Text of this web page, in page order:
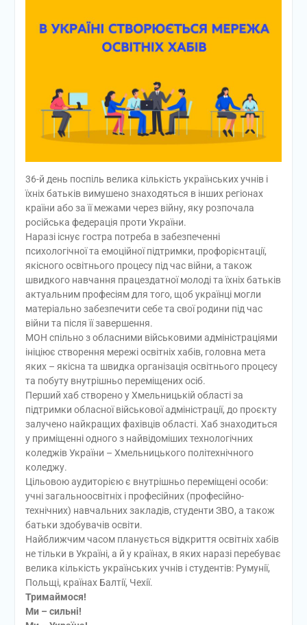
36-й день поспіль велика кількість українських учнів і
їхніх батьків вимушено знаходяться в інших регіонах
країни або за її межами через війну, яку розпочала
російська федерація проти України.
Наразі існує гостра потреба в забезпеченні
психологічної та емоційної підтримки, профорієнтації,
якісного освітнього процесу під час війни, а також
швидкого навчання працездатної молоді та їхніх батьків
актуальним професіям для того, щоб українці могли
матеріально забезпечити себе та свої родини під час
війни та після її завершення.
МОН спільно з обласними військовими адміністраціями
ініціює створення мережі освітніх хабів, головна мета
яких – якісна та швидка організація освітнього процесу
та побуту внутрішньо переміщених осіб.
Перший хаб створено у Хмельницькій області за
підтримки обласної військової адміністрації, до проєкту
залучено найкращих фахівців області. Хаб знаходиться
у приміщенні одного з найвідоміших технологічних
коледжів України – Хмельницького політехнічного
коледжу.
Цільовою аудиторією є внутрішньо переміщені особи:
учні загальноосвітніх і професійних (професійно-
технічних) навчальних закладів, студенти ЗВО, а також
батьки здобувачів освіти.
Найближчим часом планується відкриття освітніх хабів
не тільки в Україні, а й у країнах, в яких наразі перебуває
велика кількість українських учнів і студентів: Румунії,
Польщі, країнах Балтії, Чехії.
Тримаймося!
Ми – сильні!